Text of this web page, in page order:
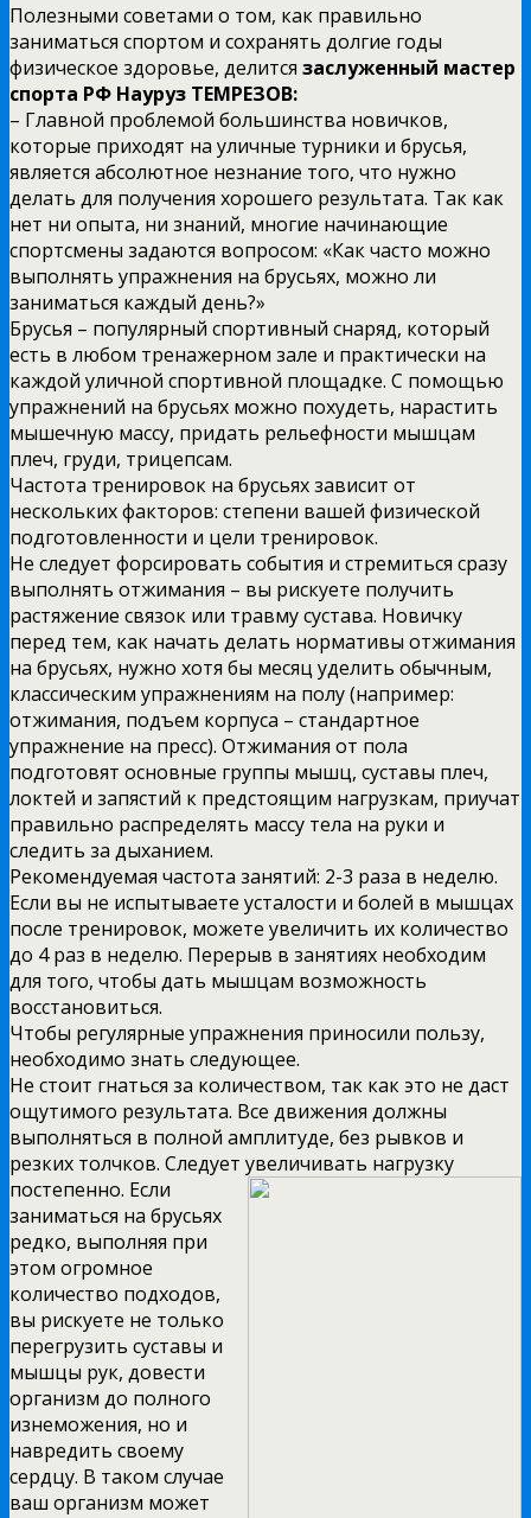
Полезными советами о том, как правильно
заниматься спортом и сохранять долгие годы
физическое здоровье, делится заслуженный мастер
спорта РФ Науруз ТЕМРЕЗОВ:
– Главной проблемой большинства новичков,
которые приходят на уличные турники и брусья,
является абсолютное незнание того, что нужно
делать для получения хорошего результата. Так как
нет ни опыта, ни знаний, многие начинающие
спортсмены задаются вопросом: «Как часто можно
выполнять упражнения на брусьях, можно ли
заниматься каждый день?»
Брусья – популярный спортивный снаряд, который
есть в любом тренажерном зале и практически на
каждой уличной спортивной площадке. С помощью
упражнений на брусьях можно похудеть, нарастить
мышечную массу, придать рельефности мышцам
плеч, груди, трицепсам.
Частота тренировок на брусьях зависит от
нескольких факторов: степени вашей физической
подготовленности и цели тренировок.
Не следует форсировать события и стремиться сразу
выполнять отжимания – вы рискуете получить
растяжение связок или травму сустава. Новичку
перед тем, как начать делать нормативы отжимания
на брусьях, нужно хотя бы месяц уделить обычным,
классическим упражнениям на полу (например:
отжимания, подъем корпуса – стандартное
упражнение на пресс). Отжимания от пола
подготовят основные группы мышц, суставы плеч,
локтей и запястий к предстоящим нагрузкам, приучат
правильно распределять массу тела на руки и
следить за дыханием.
Рекомендуемая частота занятий: 2-3 раза в неделю.
Если вы не испытываете усталости и болей в мышцах
после тренировок, можете увеличить их количество
до 4 раз в неделю. Перерыв в занятиях необходим
для того, чтобы дать мышцам возможность
восстановиться.
Чтобы регулярные упражнения приносили пользу,
необходимо знать следующее.
Не стоит гнаться за количеством, так как это не даст
ощутимого результата. Все движения должны
выполняться в полной амплитуде, без рывков и
резких толчков. Следует увеличивать нагрузку
постепенно. Если
заниматься на брусьях
редко, выполняя при
этом огромное
количество подходов,
вы рискуете не только
перегрузить суставы и
мышцы рук, довести
организм до полного
изнеможения, но и
навредить своему
сердцу. В таком случае
ваш организм может